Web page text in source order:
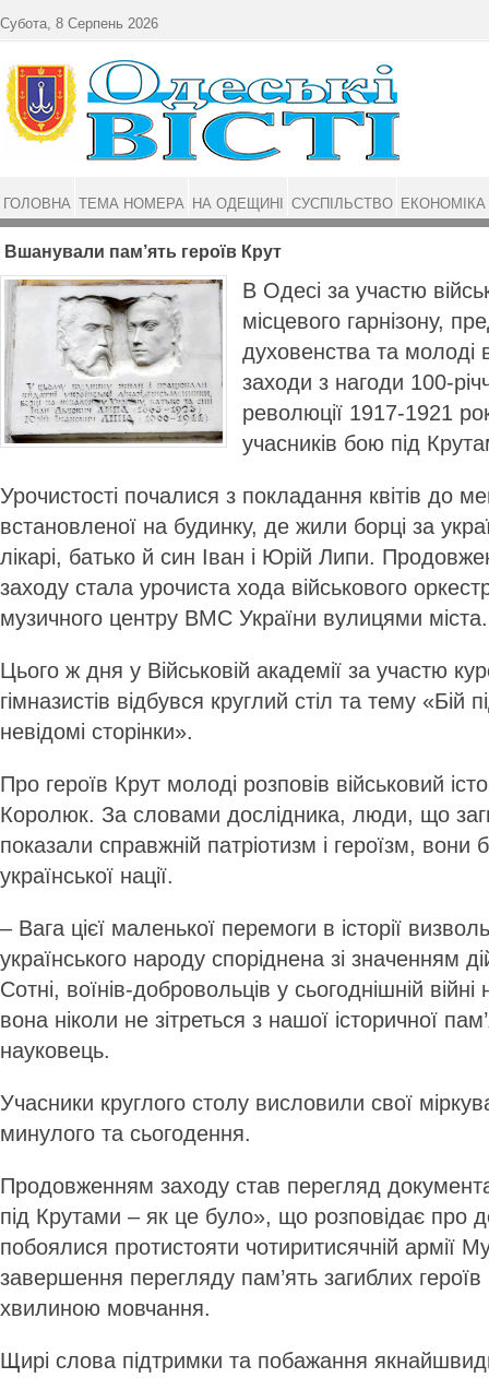
Вшанували пам’ять героїв Крут
В Одесі за участю
місцевого гарнізону,
духовенства та молоді
заходи з нагоди 100-
революції 1917-1921
учасників бою під
Урочистості почалися з покладання квітів до
встановленої на будинку, де жили борці за
лікарі, батько й син Іван і Юрій Липи.
заходу стала урочиста хода військового
музичного центру ВМС України вулицями міста.
Цього ж дня у Військовій академії за участю
гімназистів відбувся круглий стіл та тему «Бій
невідомі сторінки».
Про героїв Крут молоді розповів військовий
Королюк. За словами дослідника, люди, що
показали справжній патріотизм і героїзм, вони
української нації.
– Вага цієї маленької перемоги в історії
українського народу споріднена зі значенням
Сотні, воїнів-добровольців у сьогоднішній
вона ніколи не зітреться з нашої історичної
науковець.
Учасники круглого столу висловили свої
минулого та сьогодення.
Продовженням заходу став перегляд
під Крутами – як це було», що розповідає про
побоялися протистояти чотиритисячній армії
завершення перегляду пам’ять загиблих
хвилиною мовчання.
Щирі слова підтримки та побажання
Субота, 8 Серпень 2026
ГОЛОВНА ТЕМА НОМЕРА НА ОДЕЩИНІ СУСПІЛЬСТВО ЕКОНОМІКА